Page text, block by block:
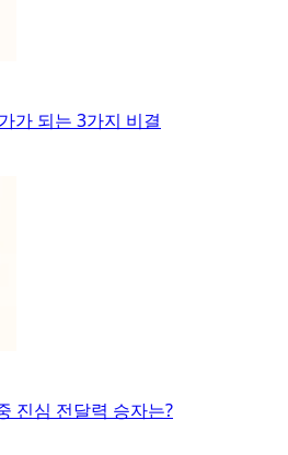
가 되는 3가지 비결
진심 전달력 승자는?